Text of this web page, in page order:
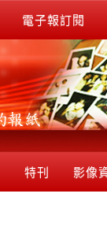
電子報訂閱
特刊 影像